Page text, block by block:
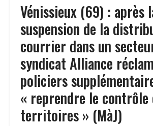
Vénissieux (69) : après
suspension de la
courrier dans un
syndicat Alliance
policiers
« reprendre le contrôle
territoires » (MàJ)